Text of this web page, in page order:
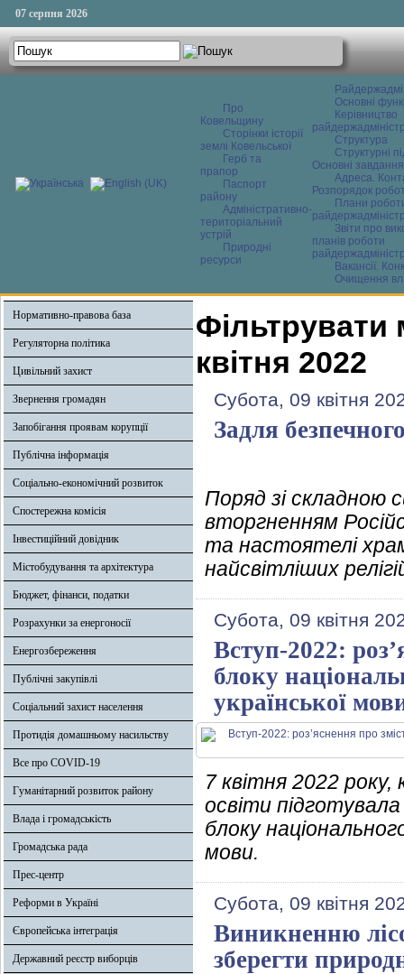
07 серпня 2026
Про
Ковельщину
Сторінки історії
землі Ковельської
Герб та
прапор
Паспорт
району
Адміністративно-
територіальний
устрій
Природні
ресурси
Основні
Керівництво
Структура
Структурні
Основні завдання
Адреса.
Розпорядок
Плани
Звіти про
планів роботи
Вакансії.
Очищення
Нормативно-правова база
Регуляторна політика
Цивільний захист
Звернення громадян
Запобігання проявам корупції
Публічна інформація
Соціально-економічний розвиток
Спостережна комісія
Інвестиційний довідник
Містобудування та архітектура
Бюджет, фінанси, податки
Розрахунки за енергоносії
Енергозбереження
Публічні закупівлі
Соціальний захист населення
Протидія домашньому насильству
Все про COVID-19
Гуманітарний розвиток району
Влада і громадськість
Громадська рада
Прес-центр
Реформи в Україні
Європейська інтеграція
Державний реєстр виборців
Фільтрувати
квітня 2022
Субота, 09 квітня
Задля
Поряд зі складною
вторгненням
та настоятелі
найсвітліших
Субота, 09 квітня
Вступ-2022:
блоку
української
7 квітня 2022
освіти
блоку
мови.
Субота, 09 квітня
Виникненню
зберегти